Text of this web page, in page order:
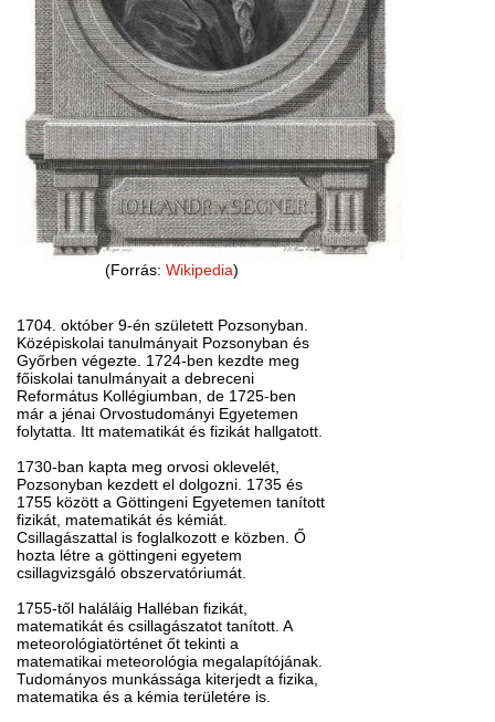
(Forrás: Wikipedia)
1704. október 9-én született Pozsonyban.
Középiskolai tanulmányait Pozsonyban és
Győrben végezte. 1724-ben kezdte meg
főiskolai tanulmányait a debreceni
Református Kollégiumban, de 1725-ben
már a jénai Orvostudományi Egyetemen
folytatta. Itt matematikát és fizikát hallgatott.
1730-ban kapta meg orvosi oklevelét,
Pozsonyban kezdett el dolgozni. 1735 és
1755 között a Göttingeni Egyetemen tanított
fizikát, matematikát és kémiát.
Csillagászattal is foglalkozott e közben. Ő
hozta létre a göttingeni egyetem
csillagvizsgáló obszervatóriumát.
1755-től haláláig Halléban fizikát,
matematikát és csillagászatot tanított. A
meteorológiatörténet őt tekinti a
matematikai meteorológia megalapítójának.
Tudományos munkássága kiterjedt a fizika,
matematika és a kémia területére is.